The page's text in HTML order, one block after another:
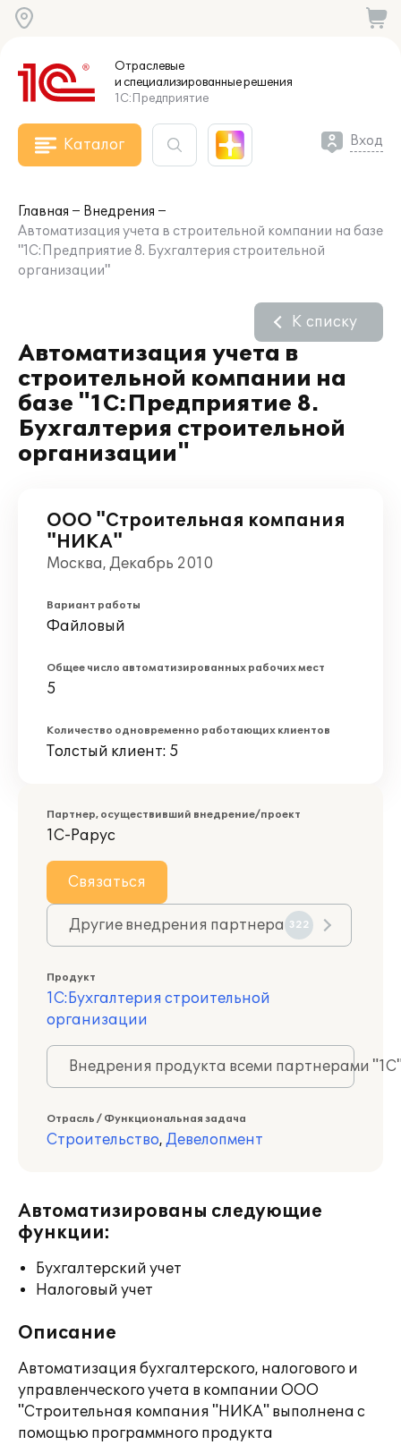
Отраслевые
и специализированныерешения
1С:Предприятие
Каталог Вход
Главная
Внедрения
Автоматизация учета в строительной компании на базе
"1С:Предприятие 8. Бухгалтерия строительной
организации"
Автоматизация учета в
строительной компании на
базе "1С:Предприятие 8.
Бухгалтерия строительной
организации"
К списку
ООО "Строительная компания
"НИКА"
Москва, Декабрь 2010
Вариант работы
Файловый
Общее число автоматизированных рабочих мест
5
Количество одновременно работающих клиентов
Толстый клиент: 5
Партнер, осуществивший внедрение/проект
1С-Рарус
Связаться
Другие внедрения партнера 322
Продукт
1С:Бухгалтерия строительной
организации
Внедрения продукта всеми партнерами
Отрасль / Функциональная задача
Строительство, Девелопмент
Автоматизированы следующие
функции:
Бухгалтерский учет
Налоговый учет
Описание
Автоматизация бухгалтерского, налогового и
управленческого учета в компании ООО
"Строительная компания "НИКА" выполнена с
помощью программного продукта